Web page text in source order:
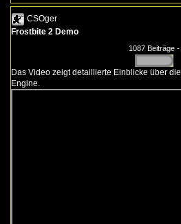
CSOger
Frostbite 2 Demo
1087 Beiträge -
Das Video zeigt detaillierte Einblicke über die
Engine.